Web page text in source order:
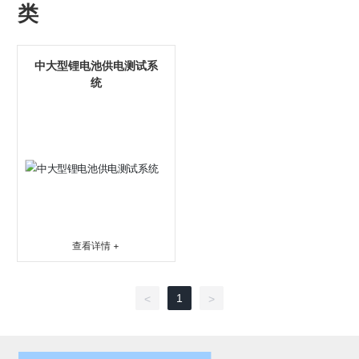
类
中大型锂电池供电测试系
统
查看详情 +
< 1 >